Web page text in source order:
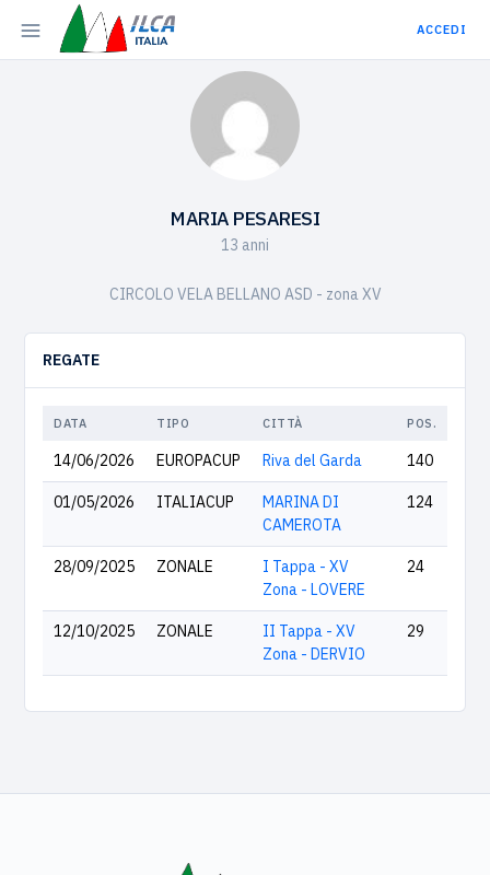
ACCEDI
MARIA PESARESI
13 anni
CIRCOLO VELA BELLANO ASD - zona XV
REGATE
DATA TIPO CITTÀ POS.
14/06/2026 EUROPACUP Riva del Garda 140
01/05/2026 ITALIACUP
MARINA DI
CAMEROTA
124
28/09/2025 ZONALE
I Tappa - XV
Zona - LOVERE
24
12/10/2025 ZONALE
II Tappa - XV
Zona - DERVIO
29